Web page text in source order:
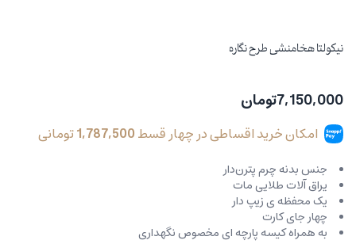
نیکولتا هخامنشی طرح نگاره
7,150,000تومان
امکان خرید اقساطی در چهار قسط1,787,500تومانی
جنس بدنه چرم پترن‌دار
یراق آلات طلایی مات
یک محفظه ی زیپ دار
چهار جای کارت
به همراه کیسه پارچه ای مخصوص نگهداری